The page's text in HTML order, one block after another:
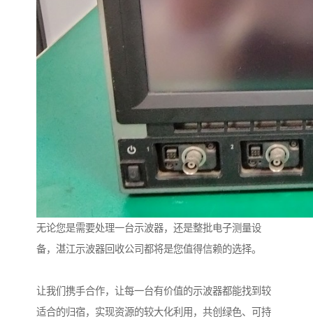
无论您是需要处理一台示波器，还是整批电子测量设
备，湛江示波器回收公司都将是您值得信赖的选择。
让我们携手合作，让每一台有价值的示波器都能找到较
适合的归宿，实现资源的较大化利用，共创绿色、可持